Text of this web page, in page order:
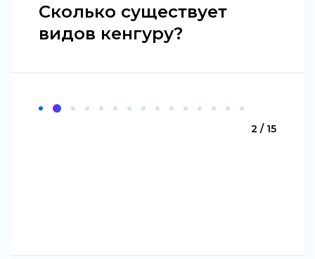
Сколько существует
видов кенгуру?
2 / 15